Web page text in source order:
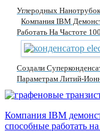
Углеродных Нанотрубок
Компания IBM
Работать На Частоте
Создали
Параметрам Литий-
Компания IBM
способные работать